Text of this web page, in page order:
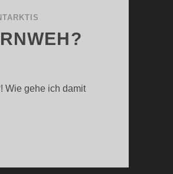
Wie gehe ich damit